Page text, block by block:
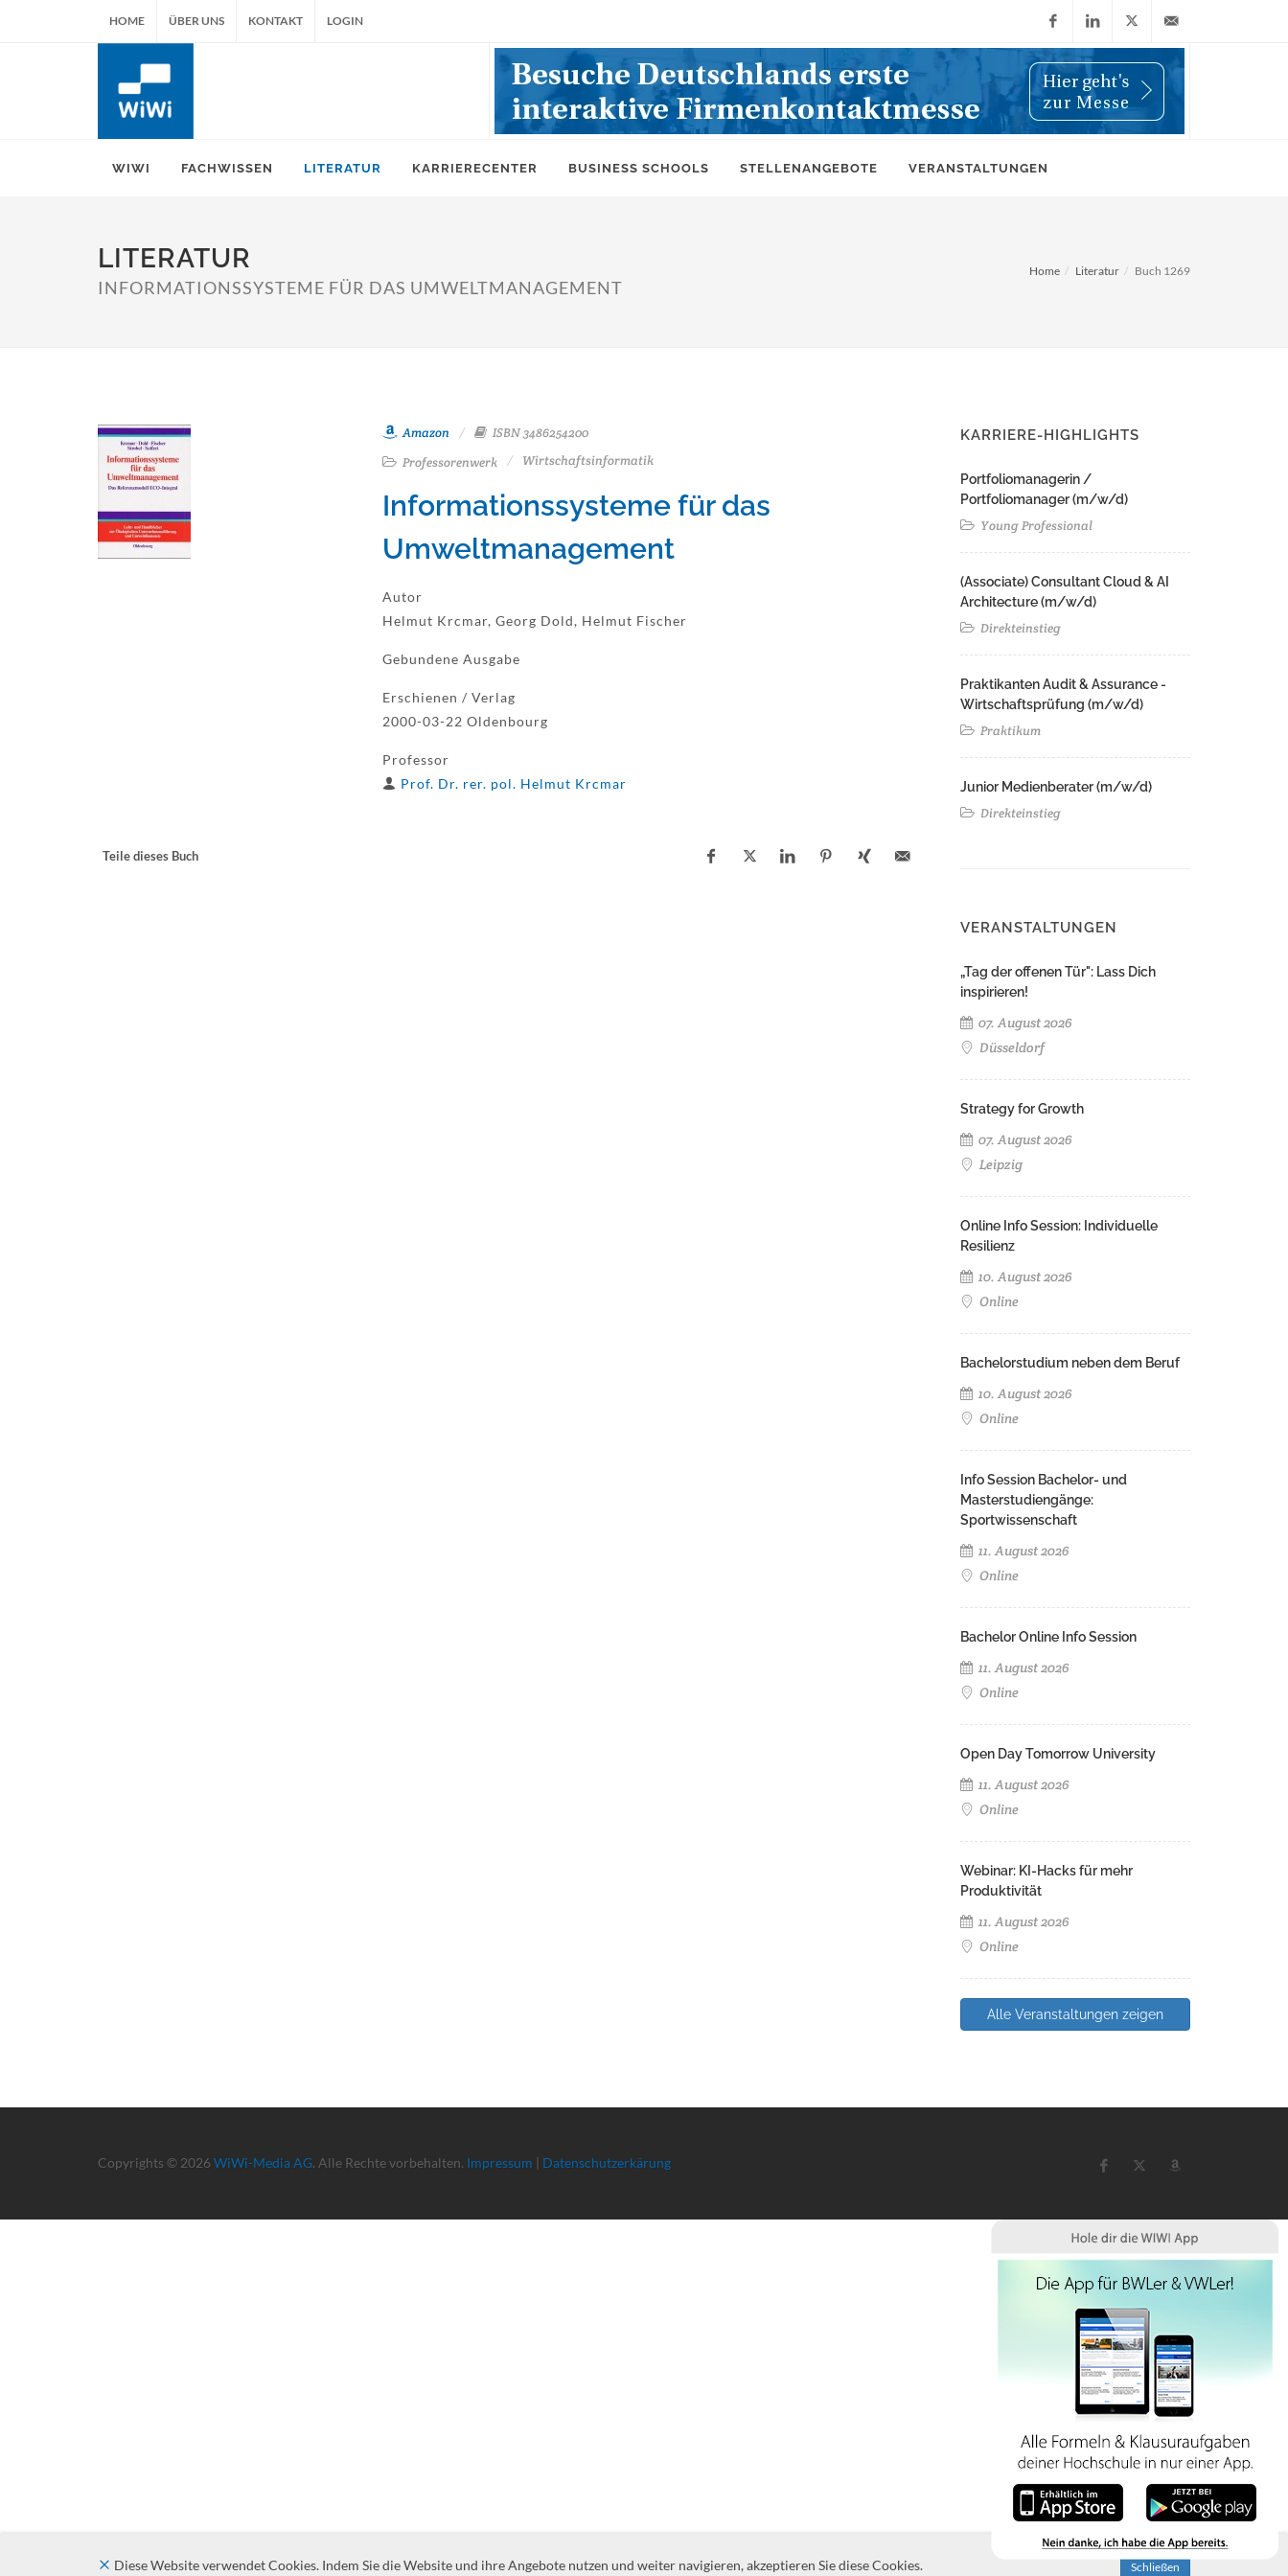
HOME ÜBER UNS KONTAKT LOGIN
FacebookLinkedIn
X
(Twitter)
info@wiwi-
WIWI FACHWISSEN LITERATUR KARRIERECENTER BUSINESS SCHOOLS STELLENANGEBOTE VERANSTALTUNGEN
LITERATUR
INFORMATIONSSYSTEME FÜR DAS UMWELTMANAGEMENT
Home Literatur Buch 1269
Amazon
ISBN 3486254200
Professorenwerk
Wirtschaftsinformatik
Informationssysteme für das
Umweltmanagement
Autor
Helmut Krcmar, Georg Dold, Helmut Fischer
Gebundene Ausgabe
Erschienen / Verlag
2000-03-22 Oldenbourg
Professor
Prof. Dr. rer. pol. Helmut Krcmar
Teile dieses Buch
KARRIERE-HIGHLIGHTS
Portfoliomanagerin /
Portfoliomanager (m/w/d)
Young Professional
(Associate) Consultant Cloud & AI
Architecture (m/w/d)​ ​
Direkteinstieg
Praktikanten Audit & Assurance -
Wirtschaftsprüfung (m/w/d)
Praktikum
Junior Medienberater (m/w/d)
Direkteinstieg
VERANSTALTUNGEN
„Tag der offenen Tür": Lass Dich
inspirieren!
07. August 2026
Düsseldorf
Strategy for Growth
07. August 2026
Leipzig
Online Info Session: Individuelle
Resilienz
10. August 2026
Online
Bachelorstudium neben dem Beruf
10. August 2026
Online
Info Session Bachelor- und
Masterstudiengänge:
Sportwissenschaft
11. August 2026
Online
Bachelor Online Info Session
11. August 2026
Online
Open Day Tomorrow University
11. August 2026
Online
Webinar: KI-Hacks für mehr
Produktivität
11. August 2026
Online
Alle Veranstaltungen zeigen
Copyrights © 2026 WiWi-Media AG. Alle Rechte vorbehalten. Impressum | Datenschutzerkärung
Diese Website verwendet Cookies. Indem Sie die Website und ihre Angebote nutzen und weiter navigieren, akzeptieren Sie diese Cookies. Schließen